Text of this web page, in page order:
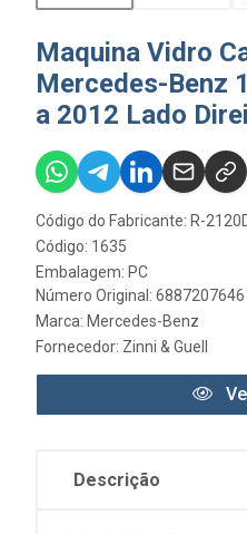
Maquina Vidro
Mercedes-Benz
a 2012 Lado
Código do Fabricante: R-
Código: 1635
Embalagem: PC
Número Original: 6887207646
Marca: Mercedes-Benz
Fornecedor: Zinni & Guell
Descrição